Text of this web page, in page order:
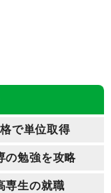
で単位取得
の勉強を攻略
専生の就職